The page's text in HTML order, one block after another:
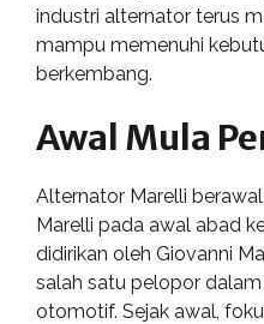
industri alternator terus
mampu memenuhi
berkembang.
Awal Mula
Alternator Marelli
Marelli pada awal abad
didirikan oleh Giovanni
salah satu pelopor
otomotif. Sejak awal,